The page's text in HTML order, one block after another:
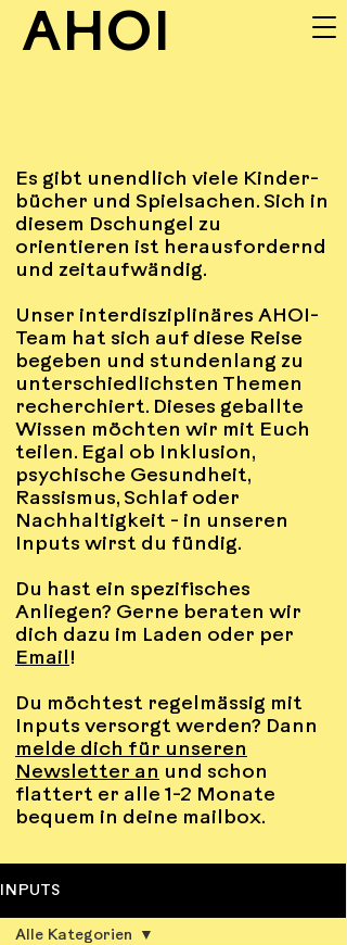
AHOI
INPUTS
Es gibt unendlich viele Kinder-
bücher und Spielsachen. Sich in
diesem Dschungel zu
orientieren ist herausfordernd
und zeitaufwändig.
Unser interdisziplinäres AHOI-
Team hat sich auf diese Reise
begeben und stundenlang zu
unterschiedlichsten Themen
recherchiert. Dieses geballte
Wissen möchten wir mit Euch
teilen. Egal ob Inklusion,
psychische Gesundheit,
Rassismus, Schlaf oder
Nachhaltigkeit - in unseren
Inputs wirst du fündig.
Du hast ein spezifisches
Anliegen? Gerne beraten wir
dich dazu im Laden oder per
Email !
Du möchtest regelmässig mit
Inputs versorgt werden? Dann
melde dich für unseren
Newsletter an und schon
flattert er alle 1-2 Monate
bequem in deine mailbox.
INPUTS
Alle Kategorien